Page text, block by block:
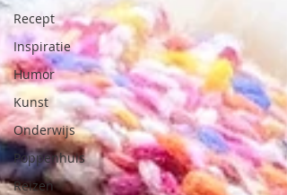
Recept
Inspiratie
Humor
Kunst
Onderwijs
Poppenhuis
Reizen